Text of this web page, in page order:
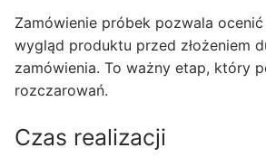
Zamówienie próbek pozwala
wygląd produktu przed złożeniem
zamówienia. To ważny etap, który
rozczarowań.
Czas realizacji